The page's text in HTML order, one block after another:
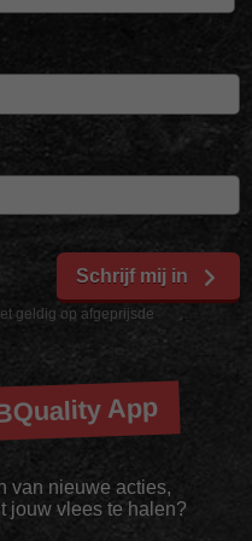
geldig op afgeprijsde
Schrijf mij in
App
van nieuwe acties,
jouw vlees te halen?